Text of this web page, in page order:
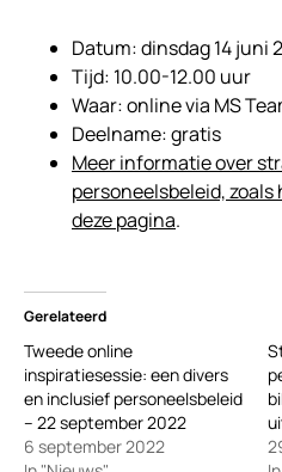
Datum: dinsdag 14 juni
Tijd: 10.00-12.00 uur
Waar: online via MS
Deelname: gratis
Meer informatie over
personeelsbeleid,
deze pagina.
Gerelateerd
Tweede online
inspiratiesessie: een divers
en inclusief personeelsbeleid
– 22 september 2022
6 september 2022